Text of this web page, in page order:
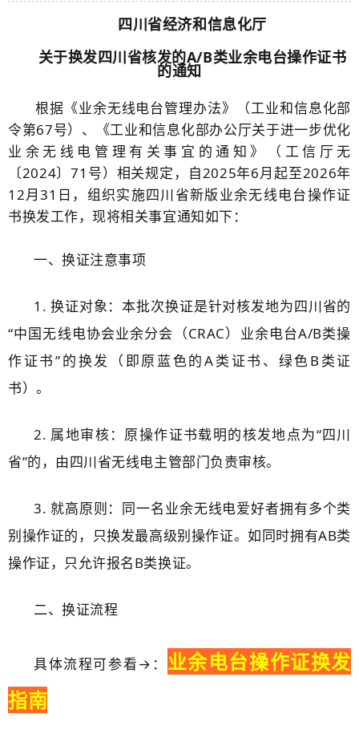
四川省经济和信息化厅
关于换发四川省核发的A/B类业余电台操作证书
的通知
根据《业余无线电台管理办法》（工业和信息化部
令第67号）、《工业和信息化部办公厅关于进一步优化
业余无线电管理有关事宜的通知》（工信厅无
〔2024〕71号）相关规定，自2025年6月起至2026年
12月31日，组织实施四川省新版业余无线电台操作证
书换发工作，现将相关事宜通知如下：
一、换证注意事项
1. 换证对象：本批次换证是针对核发地为四川省的
“中国无线电协会业余分会（CRAC）业余电台A/B类操
作证书”的换发（即原蓝色的A类证书、绿色B类证
书）。
2. 属地审核：原操作证书载明的核发地点为“四川
省”的，由四川省无线电主管部门负责审核。
3. 就高原则：同一名业余无线电爱好者拥有多个类
别操作证的，只换发最高级别操作证。如同时拥有AB类
操作证，只允许报名B类换证。
二、换证流程
具体流程可参看→： 业余电台操作证换发
指南